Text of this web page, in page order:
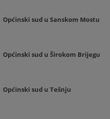
Općinski sud u Sanskom Mostu
Općinski sud u Širokom Brijegu
Općinski sud u Tešnju